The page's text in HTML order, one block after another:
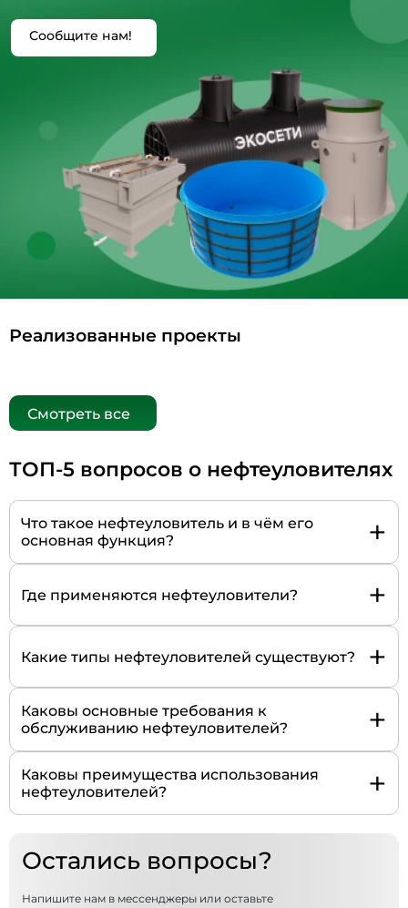
Сообщите нам!
Реализованные проекты
Смотреть все
ТОП-5 вопросов о нефтеуловителях
Что такое нефтеуловитель и в чём его
основная функция?
+
Где применяются нефтеуловители? +
Какие типы нефтеуловителей существуют? +
Каковы основные требования к
обслуживанию нефтеуловителей?
+
Каковы преимущества использования
нефтеуловителей?
+
Остались вопросы?
Напишите нам в мессенджеры или оставьте